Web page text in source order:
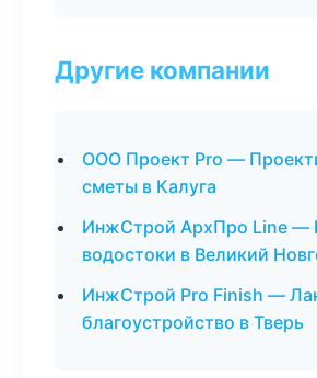
Другие компании
ООО Проект Pro —
сметы в Калуга
ИнжСтрой АрхПро Line —
водостоки в Великий
ИнжСтрой Pro Finish —
благоустройство в Тверь